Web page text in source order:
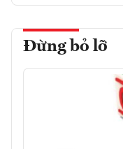
Đừng bỏ lỡ